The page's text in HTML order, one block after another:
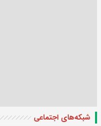
شبکه‌های اجتماعی